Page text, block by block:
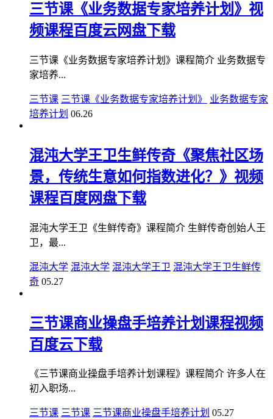
三节课《业务数据专家培养计划》视
频课程百度云网盘下载
三节课《业务数据专家培养计划》课程简介 业务数据专
家培养...
三节课 三节课《业务数据专家培养计划》
业务数据专家
培养计划 06.26
混沌大学王卫生鲜传奇《聚焦社区场
景，传统生意如何指数进化？》视频
课程百度网盘下载
混沌大学王卫《生鲜传奇》课程简介 生鲜传奇创始人王
卫，最...
混沌大学 混沌大学 混沌大学王卫 混沌大学王卫生鲜传
奇 05.27
三节课商业操盘手培养计划课程视频
百度云下载
《三节课商业操盘手培养计划课程》课程简介 许多人在
初入职场...
三节课 三节课 三节课商业操盘手培养计划 05.27